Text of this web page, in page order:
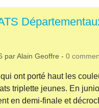
parAlain Geoffre - 0
ont porté haut les
triplette jeunes. En
en demi-finale et